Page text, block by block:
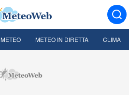
METEO METEO IN DIRETTA CLIMA